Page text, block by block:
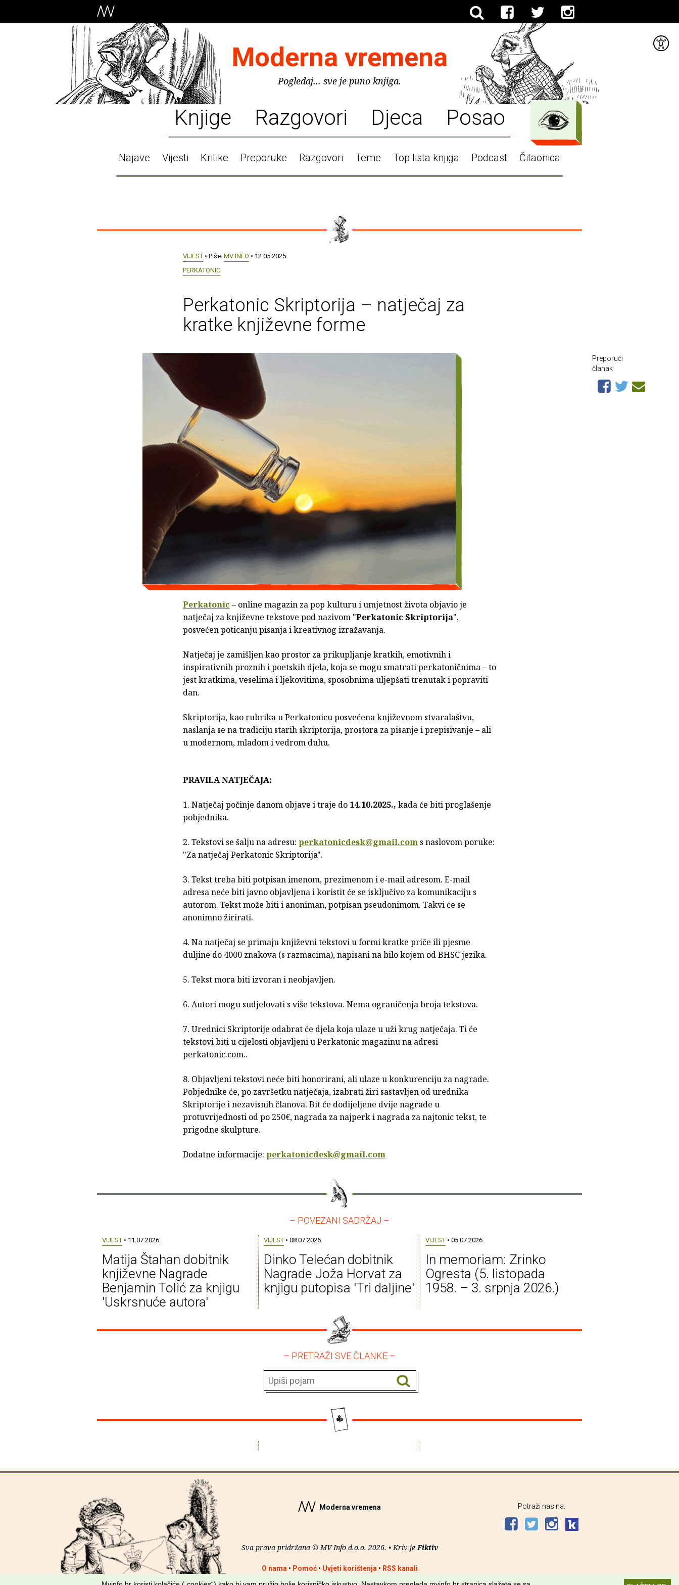
Moderna vremena
Pogledaj... sve je puno knjiga.
Knjige Razgovori Djeca Posao
Najave Vijesti Kritike Preporuke Razgovori Teme Top lista knjiga Podcast Čitaonica
VIJEST • Piše: MV INFO • 12.05.2025.
PERKATONIC
Perkatonic Skriptorija – natječaj za
kratke književne forme
Perkatonic – online magazin za pop kulturu i umjetnost života objavio je
natječaj za književne tekstove pod nazivom "Perkatonic Skriptorija",
posvećen poticanju pisanja i kreativnog izražavanja.
Natječaj je zamišljen kao prostor za prikupljanje kratkih, emotivnih i
inspirativnih proznih i poetskih djela, koja se mogu smatrati perkatoničnima – to
jest kratkima, veselima i ljekovitima, sposobnima uljepšati trenutak i popraviti
dan.
Skriptorija, kao rubrika u Perkatonicu posvećena književnom stvaralaštvu,
naslanja se na tradiciju starih skriptorija, prostora za pisanje i prepisivanje – ali
u modernom, mladom i vedrom duhu.
PRAVILA NATJEČAJA:
1. Natječaj počinje danom objave i traje do 14.10.2025., kada će biti proglašenje
pobjednika.
2. Tekstovi se šalju na adresu: perkatonicdesk@gmail.com s naslovom poruke:
"Za natječaj Perkatonic Skriptorija".
3. Tekst treba biti potpisan imenom, prezimenom i e-mail adresom. E-mail
adresa neće biti javno objavljena i koristit će se isključivo za komunikaciju s
autorom. Tekst može biti i anoniman, potpisan pseudonimom. Takvi će se
anonimno žirirati.
4. Na natječaj se primaju književni tekstovi u formi kratke priče ili pjesme
duljine do 4000 znakova (s razmacima), napisani na bilo kojem od BHSC jezika.
5. Tekst mora biti izvoran i neobjavljen.
6. Autori mogu sudjelovati s više tekstova. Nema ograničenja broja tekstova.
7. Urednici Skriptorije odabrat će djela koja ulaze u uži krug natječaja. Ti će
tekstovi biti u cijelosti objavljeni u Perkatonic magazinu na adresi
perkatonic.com..
8. Objavljeni tekstovi neće biti honorirani, ali ulaze u konkurenciju za nagrade.
Pobjednike će, po završetku natječaja, izabrati žiri sastavljen od urednika
Skriptorije i nezavisnih članova. Bit će dodijeljene dvije nagrade u
protuvrijednosti od po 250€, nagrada za najperk i nagrada za najtonic tekst, te
prigodne skulpture.
Dodatne informacije: perkatonicdesk@gmail.com
Preporuči
članak
– POVEZANI SADRŽAJ –
VIJEST• 11.07.2026.
Matija Štahan dobitnik
književne Nagrade
Benjamin Tolić za knjigu
'Uskrsnuće autora'
VIJEST• 08.07.2026.
Dinko Telećan dobitnik
Nagrade Joža Horvat za
knjigu putopisa 'Tri daljine'
VIJEST• 05.07.2026.
In memoriam: Zrinko
Ogresta (5. listopada
1958. – 3. srpnja 2026.)
– PRETRAŽI SVE ČLANKE –
Moderna vremena
Sva prava pridržana © MV Info d.o.o. 2026. • Kriv jeFiktiv
O nama• Pomoć• Uvjeti korištenja• RSS kanali
Potraži nas na: